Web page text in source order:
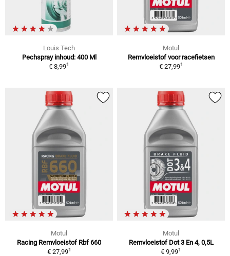
Louis Tech
Pechspray inhoud: 400 Ml
€ 8,991
Motul
Remvloeistof voor racefietsen
€ 27,991
Motul
Racing Remvloeistof Rbf 660
€ 27,991
Motul
Remvloeistof Dot 3 En 4, 0,5L
€ 9,991